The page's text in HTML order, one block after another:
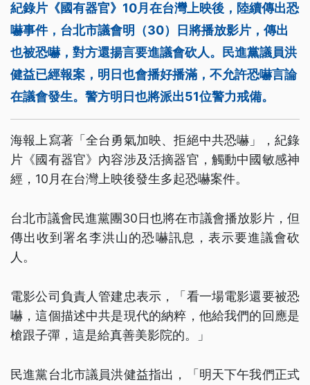
紀錄片《國有器官》10月在台灣上映後，陸續傳出恐
嚇事件，台北市議會明（30）日將播放影片，傳出
也被恐嚇，對方還揚言要進議會砍人。民進黨議員洪
健益已經報案，明日也會播好播滿，不允許恐嚇言論
在議會發生。警方明日也將派出51位警力戒備。
海報上寫著「全台勇氣加映、拒絕中共恐嚇」，紀錄
片《國有器官》內容涉及活摘器官，觸動中國敏感神
經，10月在台灣上映後發生多起恐嚇案件。
台北市議會民進黨團30日也將在市議會播放影片，但
傳出收到署名李洪山的恐嚇訊息，表示要進議會砍
人。
電影公司負責人管建忠表示，「看一場電影還要被恐
嚇，這個描述中共是現代的納粹，他給我們的回應是
槍跟子彈，這是給真善美影院的。」
民進黨台北市議員洪健益指出，「明天下午我們正式